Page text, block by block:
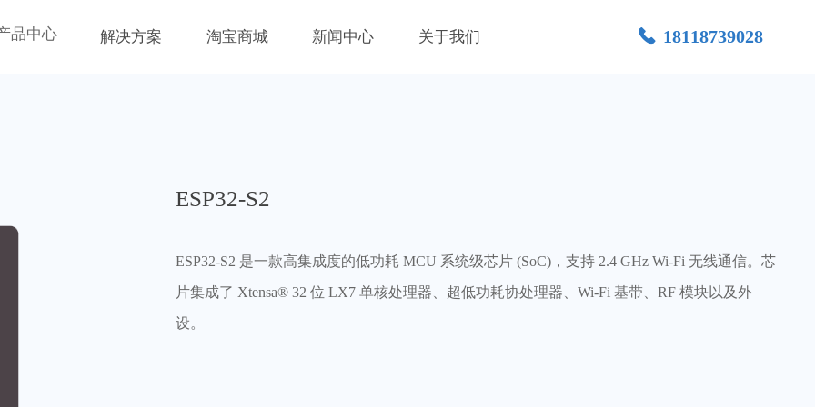
끅 18118739028
品中心 解决方案 淘宝商城 新闻中心 关于我们
ESP32-S2
ESP32-S2 是一款高集成度的低功耗 MCU 系统级芯片 (SoC)，支持 2.4 GHz Wi-Fi 无线通信。芯
片集成了 Xtensa® 32 位 LX7 单核处理器、超低功耗协处理器、Wi-Fi 基带、RF 模块以及外
设。